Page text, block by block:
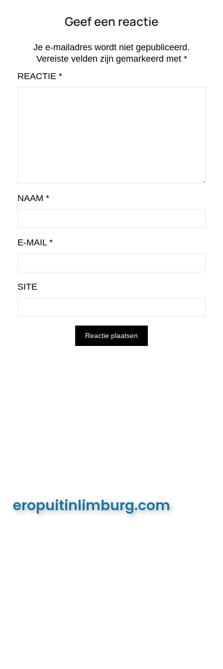
Geef een reactie
Je e-mailadres wordt niet gepubliceerd.
Vereiste velden zijn gemarkeerd met *
REACTIE *
NAAM *
E-MAIL *
SITE
eropuitinlimburg.com